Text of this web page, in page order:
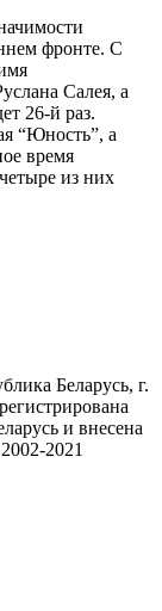
фронте. C
Салея, а
26-й раз.
“Юность”, а
время
из них
Беларусь, г.
и внесена
2021